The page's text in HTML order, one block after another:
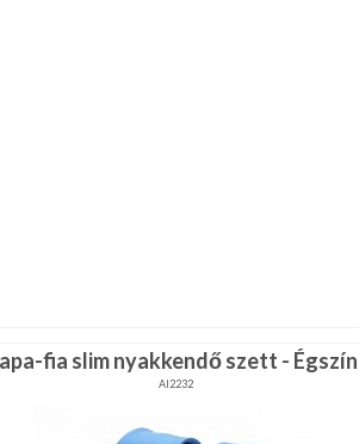
fia slim nyakkendő szett -
AI2232